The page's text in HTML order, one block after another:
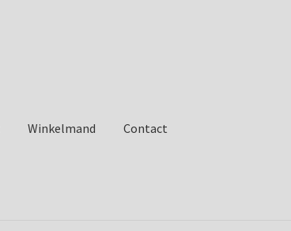
Winkelmand Contact